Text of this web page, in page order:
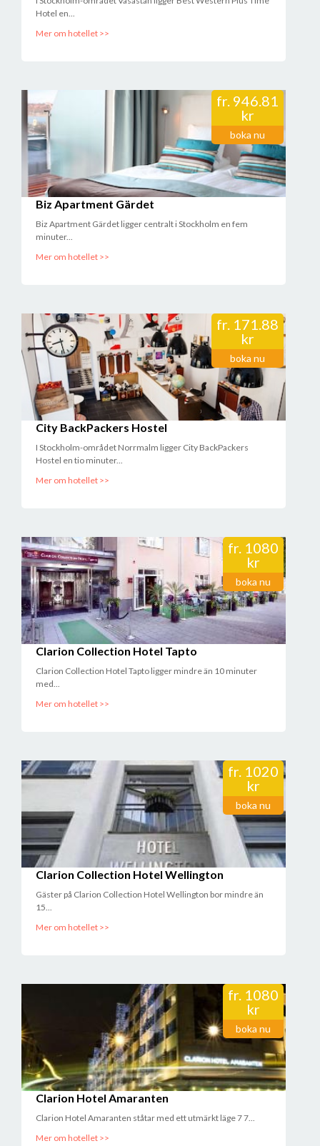
Hotel en...
Mer om hotellet >>
fr. 946.81
kr
boka nu
Biz Apartment Gärdet
Biz Apartment Gärdet ligger centralt i Stockholm en fem
minuter...
Mer om hotellet >>
fr. 171.88
kr
boka nu
City BackPackers Hostel
I Stockholm-området Norrmalm ligger City BackPackers
Hostel en tio minuter...
Mer om hotellet >>
fr. 1080
kr
boka nu
Clarion Collection Hotel Tapto
Clarion Collection Hotel Tapto ligger mindre än 10 minuter
med...
Mer om hotellet >>
fr. 1020
kr
boka nu
Clarion Collection Hotel Wellington
Gäster på Clarion Collection Hotel Wellington bor mindre än
15...
Mer om hotellet >>
fr. 1080
kr
boka nu
Clarion Hotel Amaranten
Clarion Hotel Amaranten ståtar med ett utmärkt läge 7 7...
Mer om hotellet >>